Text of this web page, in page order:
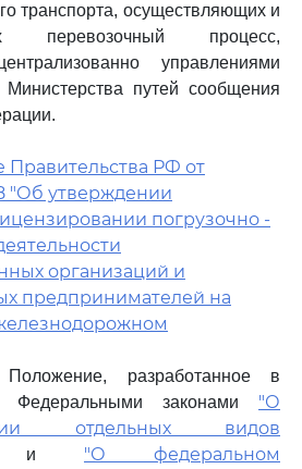
транспорта, осуществляющих и
перевозочный процесс,
управлениями
путей сообщения
Правительства РФ от
"Об утверждении
погрузочно -
организаций и
предпринимателей на
разработанное в
Федеральными законами "О
отдельных видов
и "О федеральном